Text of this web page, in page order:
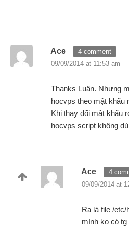
Ace
4 comment
09/09/2014 at 11:53 am
Thanks Luân. Nhưng
hocvps theo mật
Khi thay đổi mật khẩu
hocvps script không
Ace
4
09/09/2014 at
Ra là file /
mình ko có